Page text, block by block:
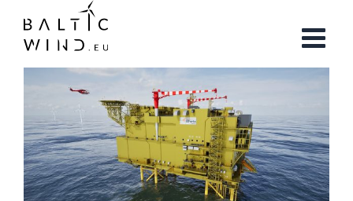
zawartości
obrazek